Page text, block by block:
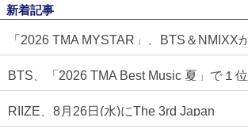
新着記事
「2026 TMA MYSTAR」、BTS＆NMIXX
BTS、「2026 TMA Best Music 夏」で１位
RIIZE、8月26日(水)にThe 3rd Japan